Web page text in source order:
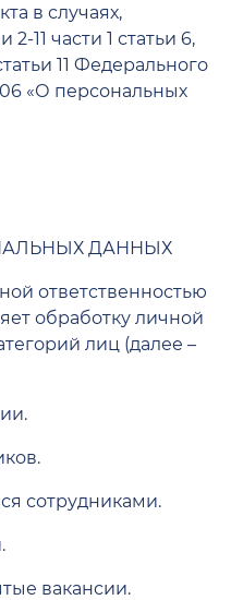
в случаях,
11 части 1 статьи 6,
11 Федерального
«О персональных
ДАННЫХ
ответственностью
обработку личной
лиц (далее –
сотрудниками.
вакансии.